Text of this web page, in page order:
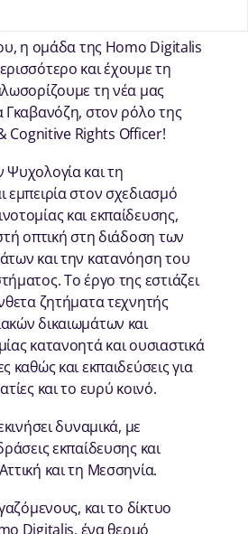
η ομάδα της Homo Digitalis
και έχουμε τη
τη νέα μας
Γκαβανόζη, στον ρόλο της
Cognitive Rights Officer!
και τη
εμπειρία στον σχεδιασμό
και εκπαίδευσης,
οπτική στη διάδοση των
και την κατανόηση του
Το έργο της εστιάζει
ζητήματα τεχνητής
δικαιωμάτων και
κατανοητά και ουσιαστικά
καθώς και εκπαιδεύσεις για
και το ευρύ κοινό.
δυναμικά, με
εκπαίδευσης και
και τη Μεσσηνία.
και το δίκτυο
Digitalis, ένα θερμό